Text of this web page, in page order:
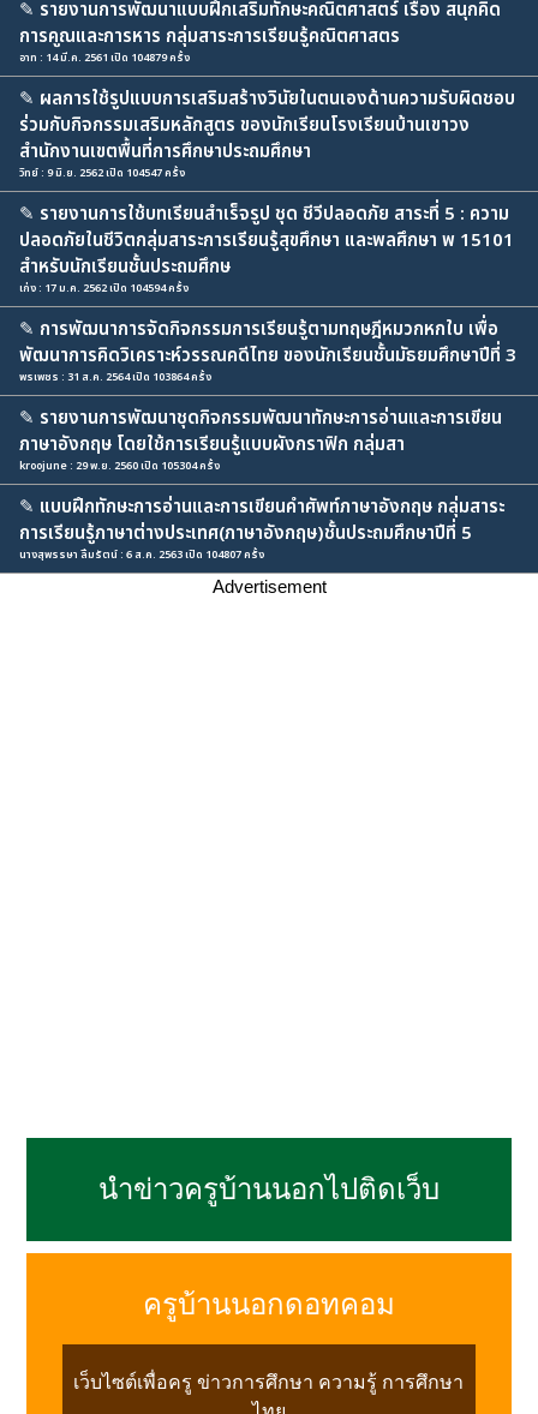
✎ รายงานการพัฒนาแบบฝึกเสริมทักษะคณิตศาสตร์ เรื่อง สนุกคิด
การคูณและการหาร กลุ่มสาระการเรียนรู้คณิตศาสตร
อาท : 14 มี.ค. 2561 เปิด 104879 ครั้ง
✎ ผลการใช้รูปแบบการเสริมสร้างวินัยในตนเองด้านความรับผิดชอบ
ร่วมกับกิจกรรมเสริมหลักสูตร ของนักเรียนโรงเรียนบ้านเขาวง
สำนักงานเขตพื้นที่การศึกษาประถมศึกษา
วิทย์ : 9 มิ.ย. 2562 เปิด 104547 ครั้ง
✎ รายงานการใช้บทเรียนสำเร็จรูป ชุด ชีวีปลอดภัย สาระที่ 5 : ความ
ปลอดภัยในชีวิตกลุ่มสาระการเรียนรู้สุขศึกษา และพลศึกษา พ 15101
สำหรับนักเรียนชั้นประถมศึกษ
เก่ง : 17 ม.ค. 2562 เปิด 104594 ครั้ง
✎ การพัฒนาการจัดกิจกรรมการเรียนรู้ตามทฤษฎีหมวกหกใบ เพื่อ
พัฒนาการคิดวิเคราะห์วรรณคดีไทย ของนักเรียนชั้นมัธยมศึกษาปีที่ 3
พรเพชร : 31 ส.ค. 2564 เปิด 103864 ครั้ง
✎ รายงานการพัฒนาชุดกิจกรรมพัฒนาทักษะการอ่านและการเขียน
ภาษาอังกฤษ โดยใช้การเรียนรู้แบบผังกราฟิก กลุ่มสา
kroojune : 29 พ.ย. 2560 เปิด 105304 ครั้ง
✎ แบบฝึกทักษะการอ่านและการเขียนคำศัพท์ภาษาอังกฤษ กลุ่มสาระ
การเรียนรู้ภาษาต่างประเทศ(ภาษาอังกฤษ)ชั้นประถมศึกษาปีที่ 5
นางสุพรรษา ลิ้มรัตน์ : 6 ส.ค. 2563 เปิด 104807 ครั้ง
Advertisement
นำข่าวครูบ้านนอกไปติดเว็บ
ครูบ้านนอกดอทคอม
เว็บไซต์เพื่อครู ข่าวการศึกษา ความรู้ การศึกษา